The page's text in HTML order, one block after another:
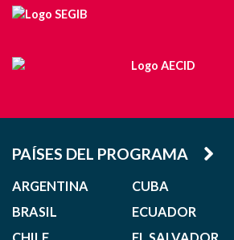
PAÍSES DEL PROGRAMA
ARGENTINA
BRASIL
CUBA
ECUADOR